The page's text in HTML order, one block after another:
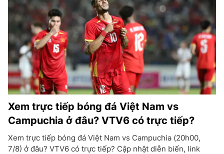
Xem trực tiếp bóng đá Việt Nam vs
Campuchia ở đâu? VTV6 có trực tiếp?
Xem trực tiếp bóng đá Việt Nam vs Campuchia (20h00,
7/8) ở đâu? VTV6 có trực tiếp? Cập nhật diễn biến, link